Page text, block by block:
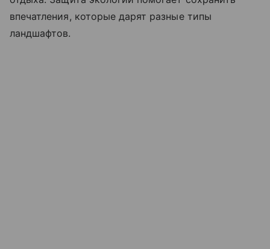
впечатления, которые дарят разные типы
ландшафтов.